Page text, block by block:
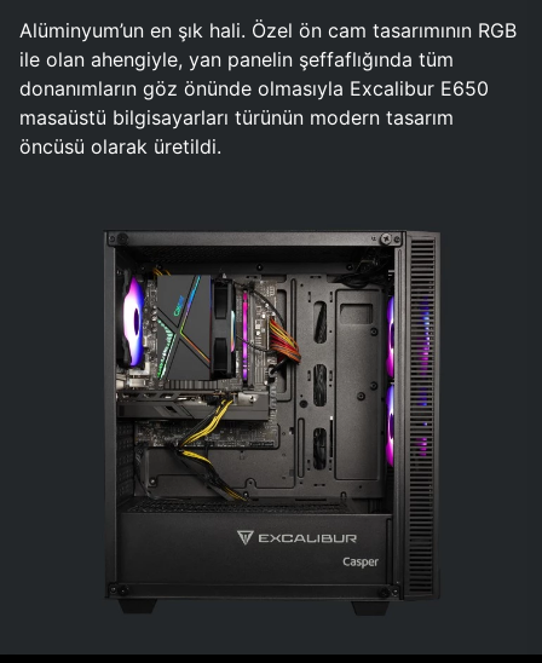
Alüminyum’un en şık hali. Özel ön cam tasarımının RGB
ile olan ahengiyle, yan panelin şeffaflığında tüm
donanımların göz önünde olmasıyla Excalibur E650
masaüstü bilgisayarları türünün modern tasarım
öncüsü olarak üretildi.